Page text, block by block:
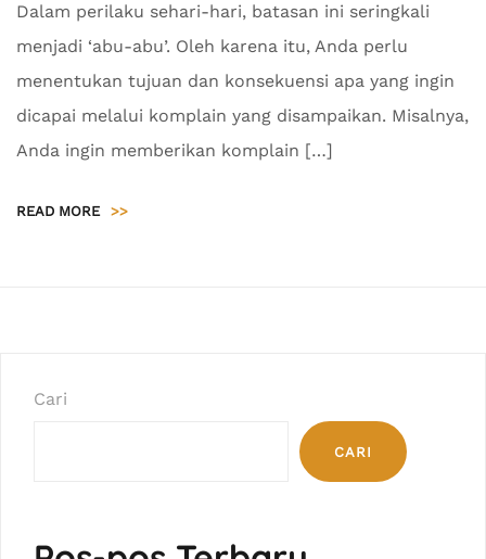
Dalam perilaku sehari-hari, batasan ini seringkali
menjadi ‘abu-abu’. Oleh karena itu, Anda perlu
menentukan tujuan dan konsekuensi apa yang ingin
dicapai melalui komplain yang disampaikan. Misalnya,
Anda ingin memberikan komplain […]
READ MORE >>
Cari
CARI